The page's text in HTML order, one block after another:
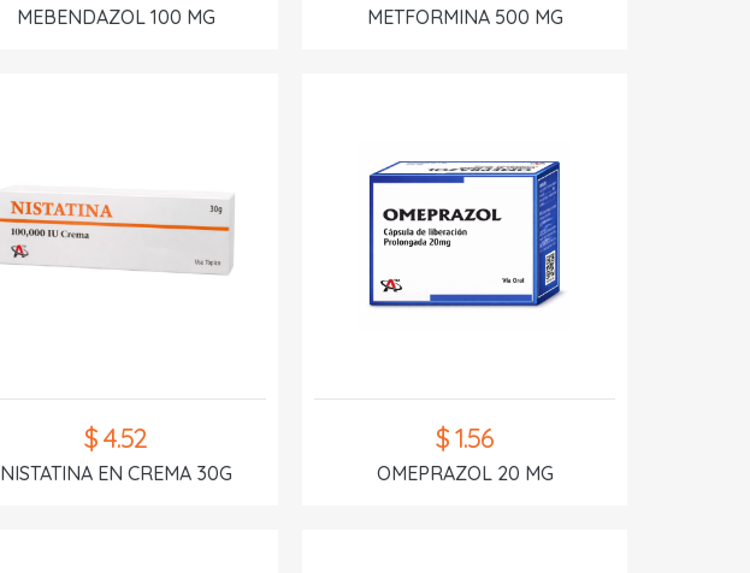
MEBENDAZOL 100 MG METFORMINA 500 MG
$ 4.52
NISTATINA EN CREMA 30G
$ 1.56
OMEPRAZOL 20 MG